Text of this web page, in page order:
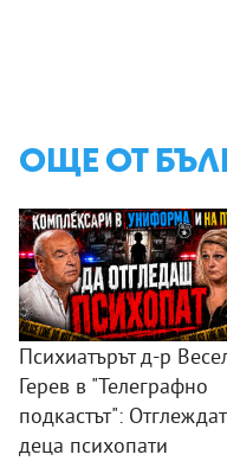
ОЩЕ ОТ
Психиатърът д-р
Герев в "Телеграфно
подкастът":
деца психопати